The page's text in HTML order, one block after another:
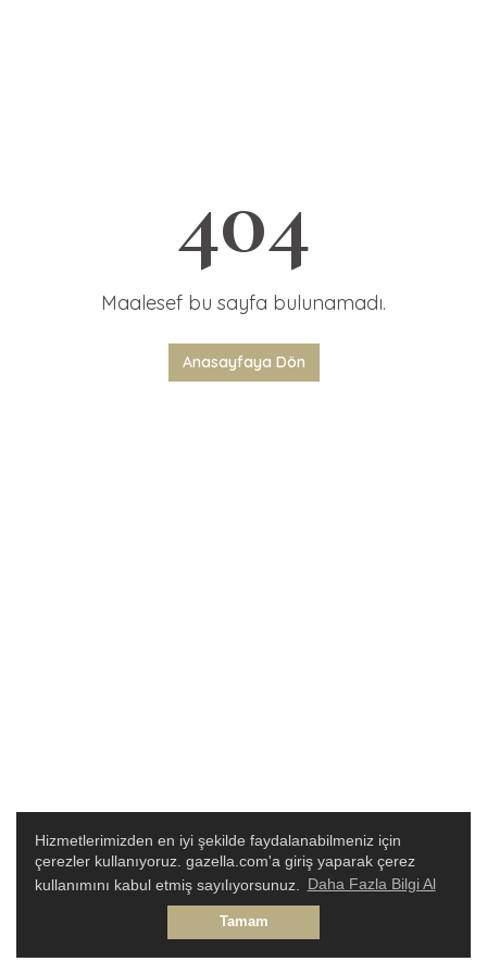
Hizmetlerimizden en iyi şekilde faydalanabilmeniz için
çerezler kullanıyoruz. gazella.com'a giriş yaparak çerez
kullanımını kabul etmiş sayılıyorsunuz.
Daha Fazla Bilgi Al
Tamam
404
Maalesef bu sayfa bulunamadı.
Anasayfaya Dön